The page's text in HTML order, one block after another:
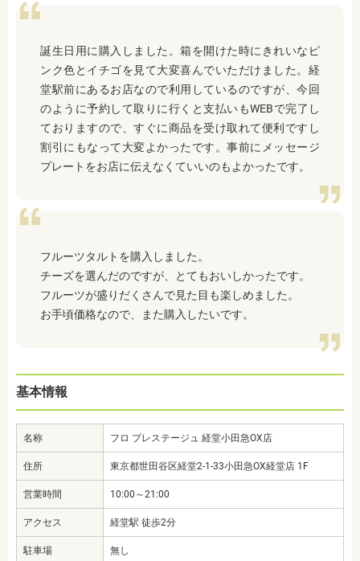
誕生日用に購入しました。箱を開けた時にきれいなピ
ンク色とイチゴを見て大変喜んでいただけました。経
堂駅前にあるお店なので利用しているのですが、今回
のように予約して取りに行くと支払いもWEBで完了し
ておりますので、すぐに商品を受け取れて便利ですし
割引にもなって大変よかったです。事前にメッセージ
プレートをお店に伝えなくていいのもよかったです。
フルーツタルトを購入しました。
チーズを選んだのですが、とてもおいしかったです。
フルーツが盛りだくさんで見た目も楽しめました。
お手頃価格なので、また購入したいです。
基本情報
名称 フロ プレステージュ 経堂小田急OX店
住所 東京都世田谷区経堂2-1-33小田急OX経堂店 1F
営業時間 10:00～21:00
アクセス 経堂駅 徒歩2分
駐車場 無し